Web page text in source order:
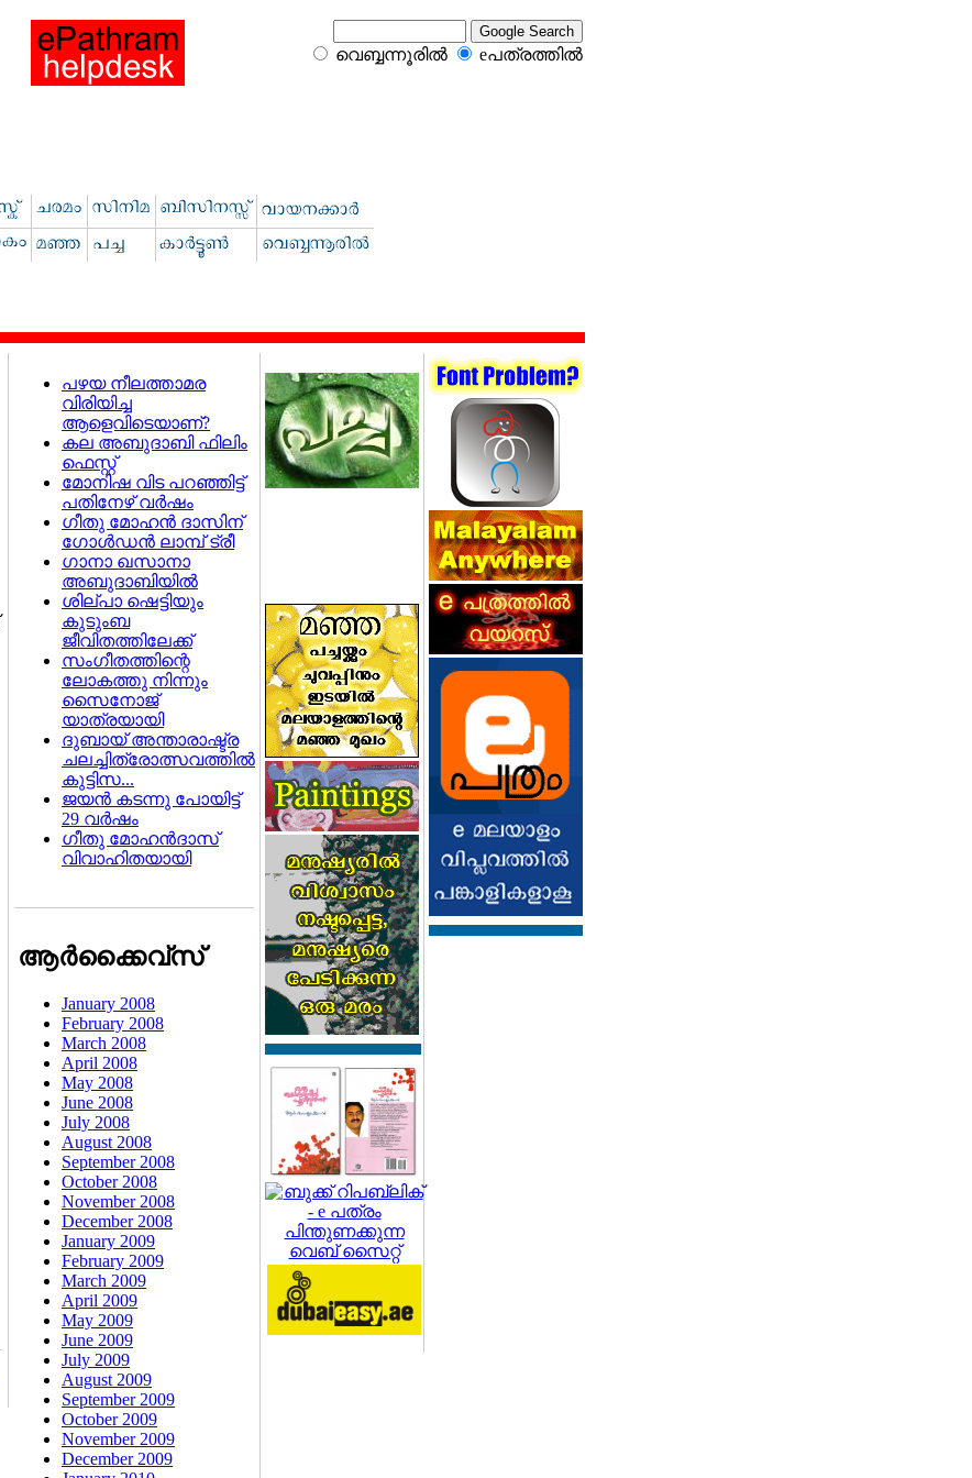
വെബ്ബന്നൂരില്‍ eപത്രത്തില്‍
പഴയ നീലത്താമര
വിരിയിച്ച
ആളെവിടെയാണ്?
കല അബുദാബി ഫിലിം
ഫെസ്റ്റ്
മോനിഷ വിട പറഞ്ഞിട്ട്‌
പതിനേഴ്‌ വര്‍ഷം
ഗീതു മോഹന്‍ ദാസിന്‌
ഗോള്‍ഡന്‍ ലാമ്പ്‌ ട്രീ
ഗാനാ ഖസാനാ
അബുദാബിയില്‍
ശില്പാ ഷെട്ടിയും
കുടുംബ
ജീവിതത്തിലേക്ക്
സംഗീതത്തിന്റെ
ലോകത്തു നിന്നും
സൈനോജ്
യാത്രയായി
ദുബായ് അന്താരാഷ്ട്ര
ചലച്ചിത്രോത്സവത്തില്‍
കുട്ടിസ...
ജയന്‍ കടന്നു പോയിട്ട്
29 വര്‍ഷം
ഗീതു മോഹന്‍ദാസ്‌
വിവാഹിതയായി
ആര്‍ക്കൈവ്സ്
January 2008
February 2008
March 2008
April 2008
May 2008
June 2008
July 2008
August 2008
September 2008
October 2008
November 2008
December 2008
January 2009
February 2009
March 2009
April 2009
May 2009
June 2009
July 2009
August 2009
September 2009
October 2009
November 2009
December 2009